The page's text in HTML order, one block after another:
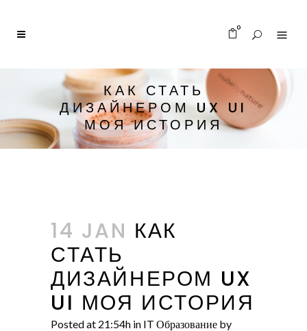
0
КАК СТАТЬ
ДИЗАЙНЕРОМ UX UI
МОЯ ИСТОРИЯ
14 JAN КАК
СТАТЬ
ДИЗАЙНЕРОМ UX
UI МОЯ ИСТОРИЯ
Posted at 21:54h in IT Образование by